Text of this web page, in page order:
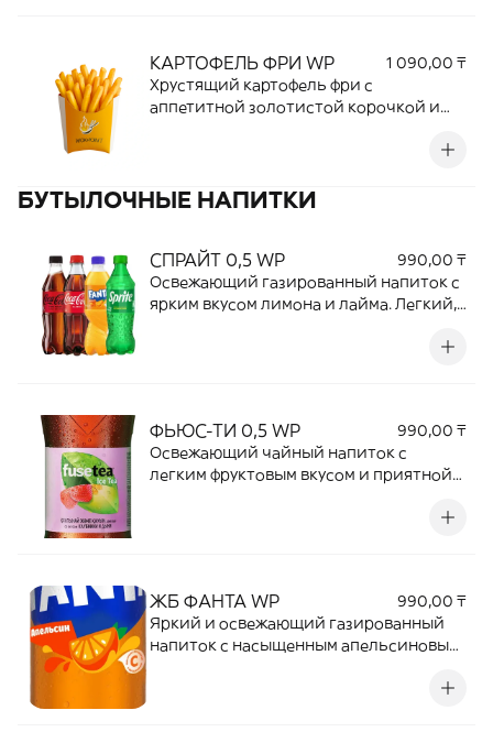
блюдам.
КАРТОФЕЛЬ ФРИ WP
1 090,00 ₸
Хрустящий картофель фри с
аппетитной золотистой корочкой и
закуска, которая отлично подходит как
дополнение к бургерам, роллам и
БУТЫЛОЧНЫЕ НАПИТКИ
СПРАЙТ 0,5 WP
990,00 ₸
Освежающий газированный напиток с
ярким вкусом лимона и лайма. Легкий,
любые блюда, даря приятную свежесть
ФЬЮС-ТИ 0,5 WP
990,00 ₸
Освежающий чайный напиток с
легким фруктовым вкусом и приятной
чая и фруктовых нот отлично утоляет
ЖБ ФАНТА WP
990,00 ₸
Яркий и освежающий газированный
напиток с насыщенным апельсиновым